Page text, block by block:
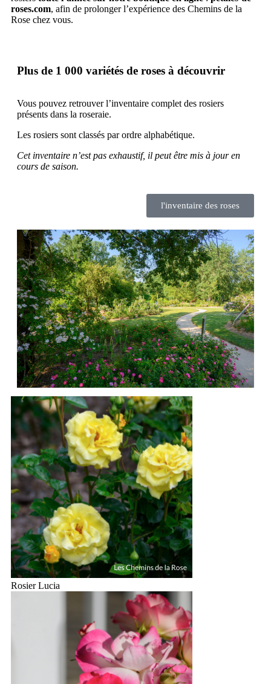
roses.com, afin de prolonger l’expérience des Chemins de la
Rose chez vous.
Plus de 1 000 variétés de roses à découvrir
Vous pouvez retrouver l’inventaire complet des rosiers
présents dans la roseraie.
Les rosiers sont classés par ordre alphabétique.
Cet inventaire n’est pas exhaustif, il peut être mis à jour en
cours de saison.
l'inventaire des roses
Rosier Lucia